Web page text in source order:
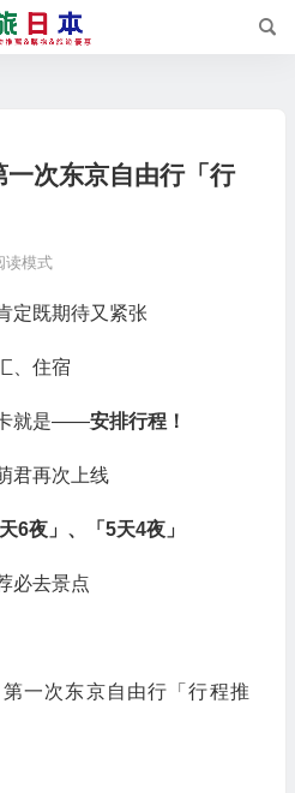
次东京自由行「行
读模式
定既期待又紧张
、住宿
卡就是——安排行程！
君再次上线
6夜」、「5天4夜」
必去景点